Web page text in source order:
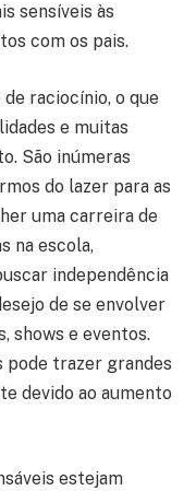
sensíveis às
com os pais.
raciocínio, o que
e muitas
São inúmeras
do lazer para as
uma carreira de
na escola,
independência
de se envolver
shows e eventos.
pode trazer grandes
devido ao aumento
estejam